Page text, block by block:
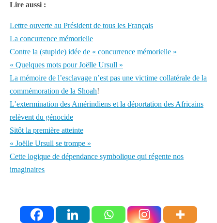
Lire aussi :
Lettre ouverte au Président de tous les Français
La concurrence mémorielle
Contre la (stupide) idée de « concurrence mémorielle »
« Quelques mots pour Joëlle Ursull »
La mémoire de l’esclavage n’est pas une victime collatérale de la
commémoration de la Shoah!
L’extermination des Amérindiens et la déportation des Africains
relèvent du génocide
Sitôt la première atteinte
« Joëlle Ursull se trompe »
Cette logique de dépendance symbolique qui régente nos
imaginaires